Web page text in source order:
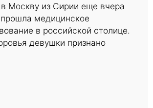
в Москву из Сирии еще вчера
медицинское
в российской столице.
девушки признано